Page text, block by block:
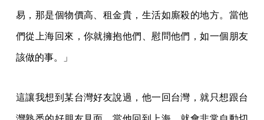
易，那是個物價高、租金貴，生活如廝殺的地方。當他
們從上海回來，你就擁抱他們、慰問他們，如一個朋友
該做的事。」
這讓我想到某台灣好友說過，他一回台灣，就只想跟台